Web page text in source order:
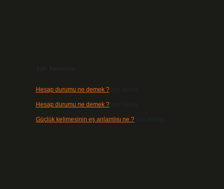
Son Yorumlar
Hesap durumu ne demek ?için admin
Hesap durumu ne demek ?için Haluk
Güçlük kelimesinin eş anlamlısı ne ?için admin